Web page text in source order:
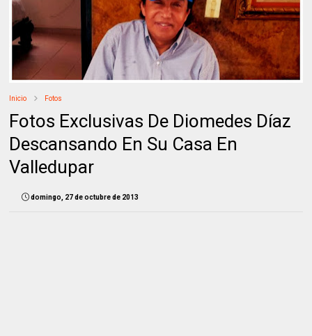
Inicio Fotos
Fotos Exclusivas De Diomedes Díaz
Descansando En Su Casa En
Valledupar
domingo, 27 de octubre de 2013